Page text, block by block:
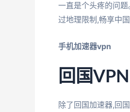
一直是个头疼的问题
过地理限制,畅享中
手机加速器vpn
回国
除了回国加速器,回